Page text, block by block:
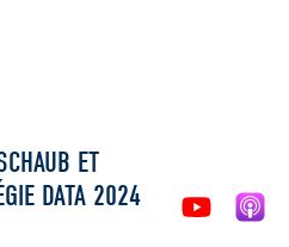
ET
DATA 2024